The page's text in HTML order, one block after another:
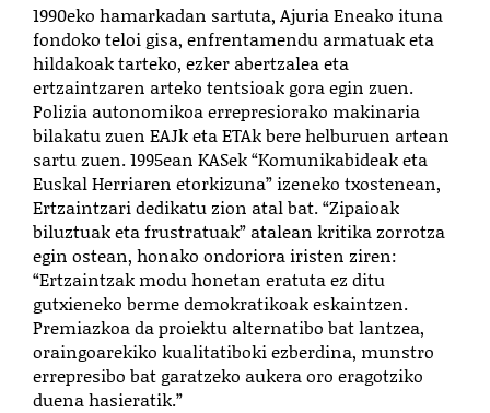
1990eko hamarkadan sartuta, Ajuria Eneako ituna
fondoko teloi gisa, enfrentamendu armatuak eta
hildakoak tarteko, ezker abertzalea eta
ertzaintzaren arteko tentsioak gora egin zuen.
Polizia autonomikoa errepresiorako makinaria
bilakatu zuen EAJk eta ETAk bere helburuen artean
sartu zuen. 1995ean KASek “Komunikabideak eta
Euskal Herriaren etorkizuna” izeneko txostenean,
Ertzaintzari dedikatu zion atal bat. “Zipaioak
biluztuak eta frustratuak” atalean kritika zorrotza
egin ostean, honako ondoriora iristen ziren:
“Ertzaintzak modu honetan eratuta ez ditu
gutxieneko berme demokratikoak eskaintzen.
Premiazkoa da proiektu alternatibo bat lantzea,
oraingoarekiko kualitatiboki ezberdina, munstro
errepresibo bat garatzeko aukera oro eragotziko
duena hasieratik.”